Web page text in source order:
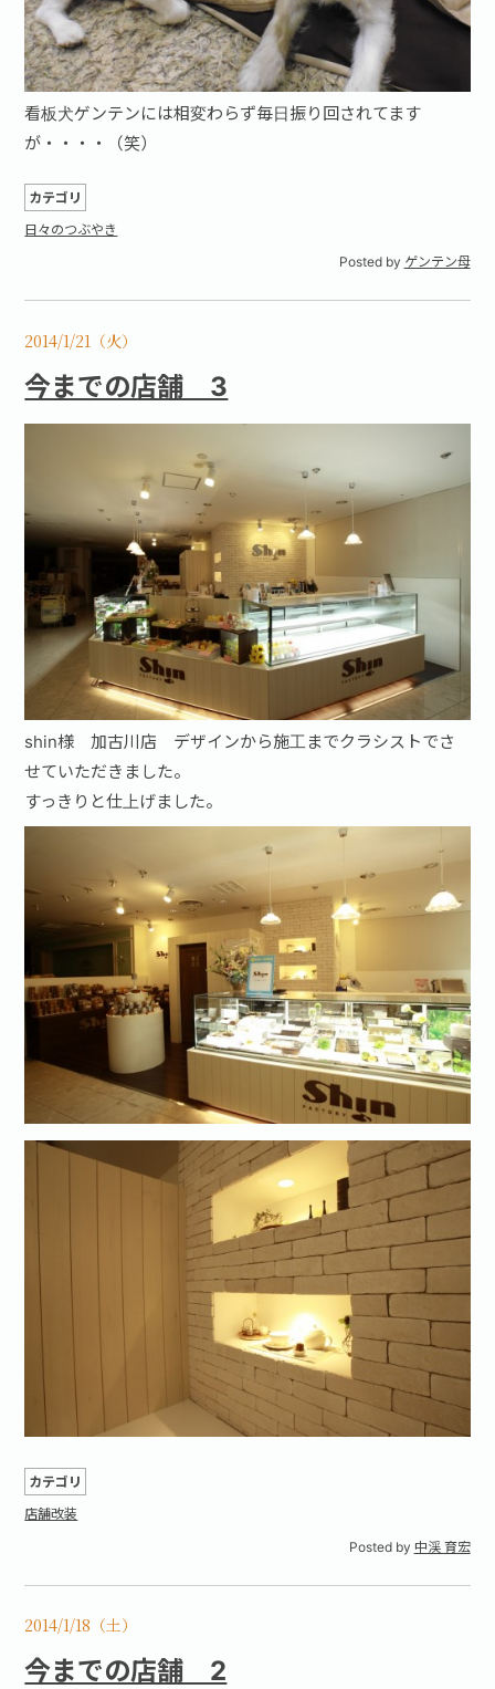
看板犬ゲンテンには相変わらず毎日振り回されてます
が・・・・（笑）
カテゴリ
日々のつぶやき
Posted by ゲンテン母
2014/1/21（火）
今までの店舗 3
shin様 加古川店 デザインから施工までクラシストでさ
せていただきました。
すっきりと仕上げました。
カテゴリ
店舗改装
Posted by 中渓 育宏
2014/1/18（土）
今までの店舗 2